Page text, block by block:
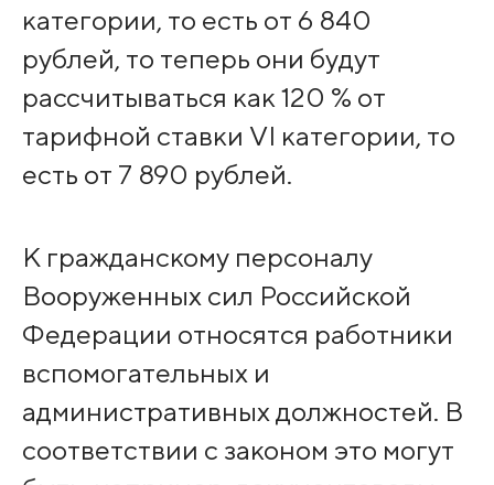
категории, то есть от 6 840
рублей, то теперь они будут
рассчитываться как 120 % от
тарифной ставки VI категории, то
есть от 7 890 рублей.
К гражданскому персоналу
Вооруженных сил Российской
Федерации относятся работники
вспомогательных и
административных должностей. В
соответствии с законом это могут